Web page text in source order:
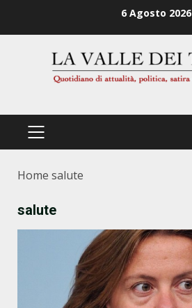
6 Agosto 2026
PRIMÄRES
Home salute
salute